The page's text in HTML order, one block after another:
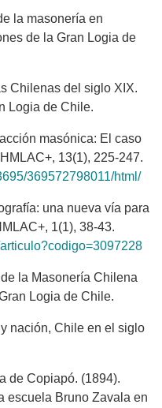
la masonería en
de la Gran Logia de
Chilenas del siglo XIX.
Logia de Chile.
masónica: El caso
13(1), 225-247.
369572798011/html/
una nueva vía para
1(1), 38-43.
la Masonería Chilena
Logia de Chile.
nación, Chile en el siglo
de Copiapó. (1894).
escuela Bruno Zavala en